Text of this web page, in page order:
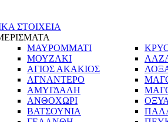
ΣΤΟΙΧΕΙΑ
ΜΑΥΡΟΜΜΑΤΙ
ΜΟΥΖΑΚΙ
ΑΓΙΟΣ ΑΚΑΚΙΟΣ
ΑΓΝΑΝΤΕΡΟ
ΑΜΥΓΔΑΛΗ
ΑΝΘΟΧΩΡΙ
ΒΑΤΣΟΥΝΙΑ